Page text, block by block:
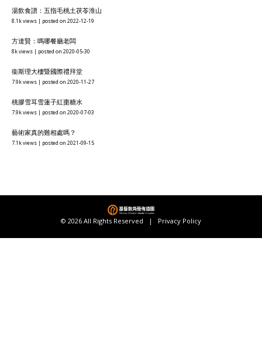
湯飲食譜：五指毛桃土茯苓淮山
8.1k views | posted on 2022-12-19
方達賢：嗎哪餐廳老闆
8k views | posted on 2020-05-30
衞斯理大樓暨國際禮拜堂
7.9k views | posted on 2020-11-27
桃膠雪耳雪蓮子紅棗糖水
7.9k views | posted on 2020-07-03
藝術家真的難相處嗎？
7.1k views | posted on 2021-09-15
© 2026 All Rights Reserved | Privacy Policy